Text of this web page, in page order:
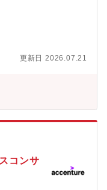
を活用した社内の改
ジネスの立ち上げ、M
が不可欠です。本ポジ
、下記のようなテー
全社業務変革構想・実
Defined Car■EV開
ィ■ブランド戦略/D2C
ジーを活用した事業開
らずモビリティ業界の
ンのプランニングか
：自動運転LV4車両の
を活用したサービス事
市場向け自動運転モビ
ーD社:ソフトウェア事
更新日 2026.07.21
コンサ